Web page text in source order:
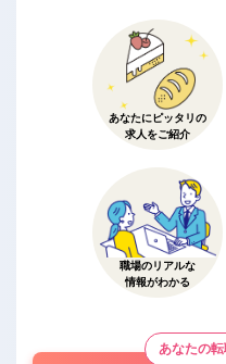
あなたにピッタリの
求人をご紹介
職場のリアルな
情報がわかる
あなたの